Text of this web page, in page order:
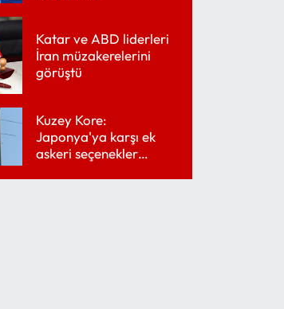
Katar ve ABD liderleri
İran müzakerelerini
görüştü
Kuzey Kore:
Japonya'ya karşı ek
askeri seçenekler